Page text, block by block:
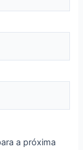
a próxima